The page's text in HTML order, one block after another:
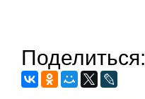
Поделиться: